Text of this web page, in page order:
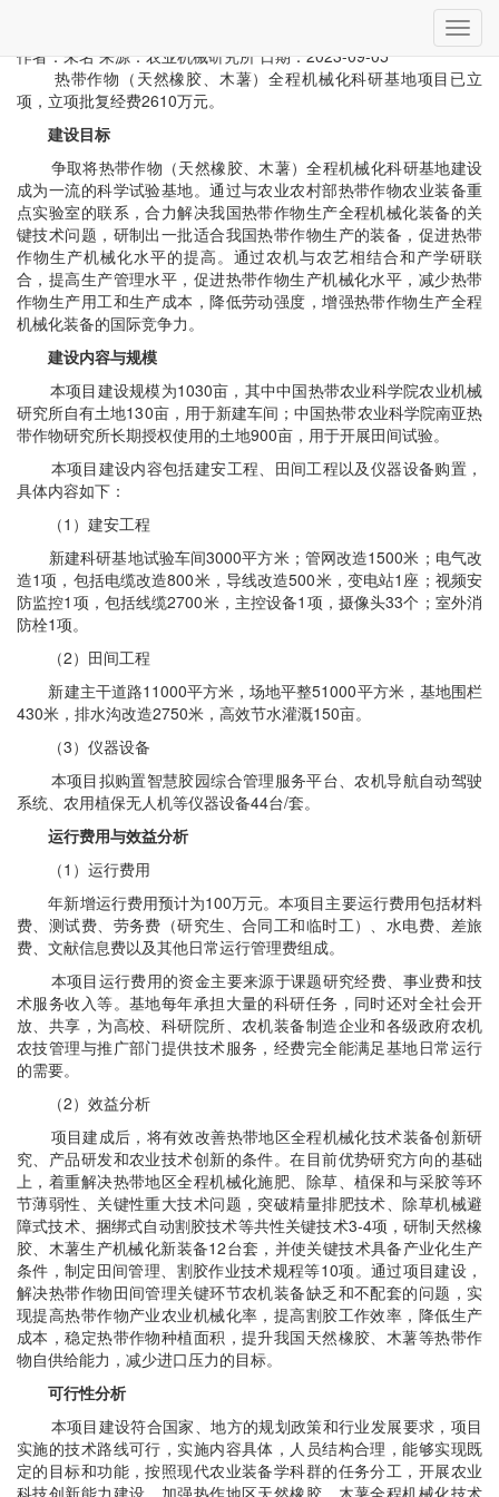
切
换
导
作者：未名来源：农业机械研究所日期：2023-09-05
热带作物（天然橡胶、木薯）全程机械化科研基地项目已立
项，立项批复经费2610万元。
建设目标
争取将热带作物（天然橡胶、木薯）全程机械化科研基地建设
成为一流的科学试验基地。通过与农业农村部热带作物农业装备重
点实验室的联系，合力解决我国热带作物生产全程机械化装备的关
键技术问题，研制出一批适合我国热带作物生产的装备，促进热带
作物生产机械化水平的提高。通过农机与农艺相结合和产学研联
合，提高生产管理水平，促进热带作物生产机械化水平，减少热带
作物生产用工和生产成本，降低劳动强度，增强热带作物生产全程
机械化装备的国际竞争力。
建设内容与规模
本项目建设规模为1030亩，其中中国热带农业科学院农业机械
研究所自有土地130亩，用于新建车间；中国热带农业科学院南亚热
带作物研究所长期授权使用的土地900亩，用于开展田间试验。
本项目建设内容包括建安工程、田间工程以及仪器设备购置，
具体内容如下：
（1）建安工程
新建科研基地试验车间3000平方米；管网改造1500米；电气改
造1项，包括电缆改造800米，导线改造500米，变电站1座；视频安
防监控1项，包括线缆2700米，主控设备1项，摄像头33个；室外消
防栓1项。
（2）田间工程
新建主干道路11000平方米，场地平整51000平方米，基地围栏
430米，排水沟改造2750米，高效节水灌溉150亩。
（3）仪器设备
本项目拟购置智慧胶园综合管理服务平台、农机导航自动驾驶
系统、农用植保无人机等仪器设备44台/套。
运行费用与效益分析
（1）运行费用
年新增运行费用预计为100万元。本项目主要运行费用包括材料
费、测试费、劳务费（研究生、合同工和临时工）、水电费、差旅
费、文献信息费以及其他日常运行管理费组成。
本项目运行费用的资金主要来源于课题研究经费、事业费和技
术服务收入等。基地每年承担大量的科研任务，同时还对全社会开
放、共享，为高校、科研院所、农机装备制造企业和各级政府农机
农技管理与推广部门提供技术服务，经费完全能满足基地日常运行
的需要。
（2）效益分析
项目建成后，将有效改善热带地区全程机械化技术装备创新研
究、产品研发和农业技术创新的条件。在目前优势研究方向的基础
上，着重解决热带地区全程机械化施肥、除草、植保和与采胶等环
节薄弱性、关键性重大技术问题，突破精量排肥技术、除草机械避
障式技术、捆绑式自动割胶技术等共性关键技术3-4项，研制天然橡
胶、木薯生产机械化新装备12台套，并使关键技术具备产业化生产
条件，制定田间管理、割胶作业技术规程等10项。通过项目建设，
解决热带作物田间管理关键环节农机装备缺乏和不配套的问题，实
现提高热带作物产业农业机械化率，提高割胶工作效率，降低生产
成本，稳定热带作物种植面积，提升我国天然橡胶、木薯等热带作
物自供给能力，减少进口压力的目标。
可行性分析
本项目建设符合国家、地方的规划政策和行业发展要求，项目
实施的技术路线可行，实施内容具体，人员结构合理，能够实现既
定的目标和功能，按照现代农业装备学科群的任务分工，开展农业
科技创新能力建设，加强热作地区天然橡胶、木薯全程机械化技术